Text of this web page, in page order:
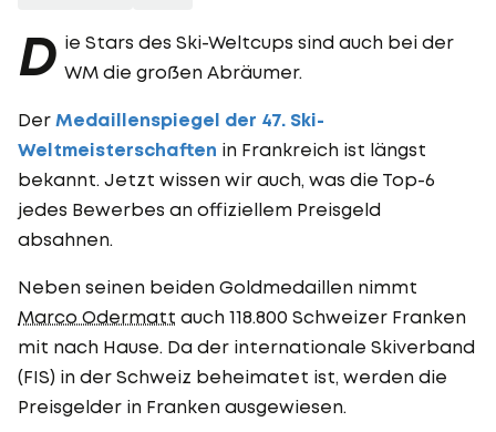
D ie Stars des Ski-Weltcups sind auch bei der
WM die großen Abräumer.
Der Medaillenspiegel der 47. Ski-
Weltmeisterschaften in Frankreich ist längst
bekannt. Jetzt wissen wir auch, was die Top-6
jedes Bewerbes an offiziellem Preisgeld
absahnen.
Neben seinen beiden Goldmedaillen nimmt
Marco Odermatt auch 118.800 Schweizer Franken
mit nach Hause. Da der internationale Skiverband
(FIS) in der Schweiz beheimatet ist, werden die
Preisgelder in Franken ausgewiesen.